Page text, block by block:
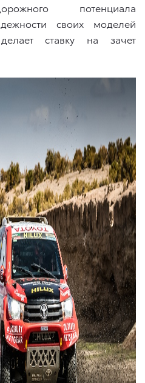
потенциала
своих моделей
ставку на зачет